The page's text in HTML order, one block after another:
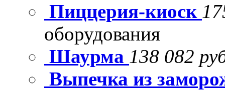
Пиццерия-киоск
оборудования
Шаурма 138 082
Выпечка из